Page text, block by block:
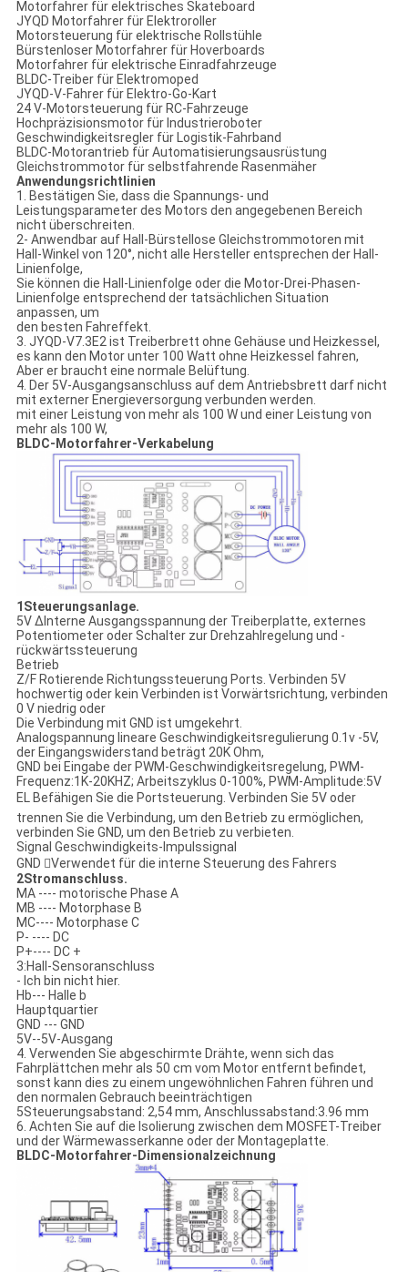
Motorfahrer für elektrisches Skateboard
JYQD Motorfahrer für Elektroroller
Motorsteuerung für elektrische Rollstühle
Bürstenloser Motorfahrer für Hoverboards
Motorfahrer für elektrische Einradfahrzeuge
BLDC-Treiber für Elektromoped
JYQD-V-Fahrer für Elektro-Go-Kart
24 V-Motorsteuerung für RC-Fahrzeuge
Hochpräzisionsmotor für Industrieroboter
Geschwindigkeitsregler für Logistik-Fahrband
BLDC-Motorantrieb für Automatisierungsausrüstung
Gleichstrommotor für selbstfahrende Rasenmäher
Anwendungsrichtlinien
1. Bestätigen Sie, dass die Spannungs- und
Leistungsparameter des Motors den angegebenen Bereich
nicht überschreiten.
2- Anwendbar auf Hall-Bürstellose Gleichstrommotoren mit
Hall-Winkel von 120°, nicht alle Hersteller entsprechen der Hall-
Linienfolge,
Sie können die Hall-Linienfolge oder die Motor-Drei-Phasen-
Linienfolge entsprechend der tatsächlichen Situation
anpassen, um
den besten Fahreffekt.
3. JYQD-V7.3E2 ist Treiberbrett ohne Gehäuse und Heizkessel,
es kann den Motor unter 100 Watt ohne Heizkessel fahren,
Aber er braucht eine normale Belüftung.
4. Der 5V-Ausgangsanschluss auf dem Antriebsbrett darf nicht
mit externer Energieversorgung verbunden werden.
mit einer Leistung von mehr als 100 W und einer Leistung von
mehr als 100 W,
BLDC-Motorfahrer-Verkabelung
1Steuerungsanlage.
5V ∆Interne Ausgangsspannung der Treiberplatte, externes
Potentiometer oder Schalter zur Drehzahlregelung und -
rückwärtssteuerung
Betrieb
Z/F Rotierende Richtungssteuerung Ports. Verbinden 5V
hochwertig oder kein Verbinden ist Vorwärtsrichtung, verbinden
0 V niedrig oder
Die Verbindung mit GND ist umgekehrt.
Analogspannung lineare Geschwindigkeitsregulierung 0.1v -5V,
der Eingangswiderstand beträgt 20K Ohm,
GND bei Eingabe der PWM-Geschwindigkeitsregelung, PWM-
Frequenz:1K-20KHZ; Arbeitszyklus 0-100%, PWM-Amplitude:5V
EL Befähigen Sie die Portsteuerung. Verbinden Sie 5V oder
trennen Sie die Verbindung, um den Betrieb zu ermöglichen,
verbinden Sie GND, um den Betrieb zu verbieten.
Signal Geschwindigkeits-Impulssignal
GND Verwendet für die interne Steuerung des Fahrers
2Stromanschluss.
MA ---- motorische Phase A
MB ---- Motorphase B
MC---- Motorphase C
P- ---- DC
P+---- DC +
3:Hall-Sensoranschluss
- Ich bin nicht hier.
Hb--- Halle b
Hauptquartier
GND --- GND
5V--5V-Ausgang
4. Verwenden Sie abgeschirmte Drähte, wenn sich das
Fahrplättchen mehr als 50 cm vom Motor entfernt befindet,
sonst kann dies zu einem ungewöhnlichen Fahren führen und
den normalen Gebrauch beeinträchtigen
5Steuerungsabstand: 2,54 mm, Anschlussabstand:3.96 mm
6. Achten Sie auf die Isolierung zwischen dem MOSFET-Treiber
und der Wärmewasserkanne oder der Montageplatte.
BLDC-Motorfahrer-Dimensionalzeichnung